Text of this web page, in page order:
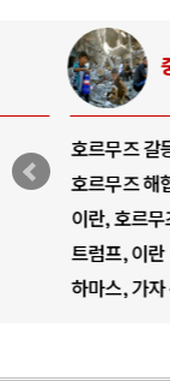
중동 위기
호르무즈 갈등 격화
호르무즈 해협 통행
이란, 호르무즈 해
트럼프, 이란 압박
하마스, 가자 통치